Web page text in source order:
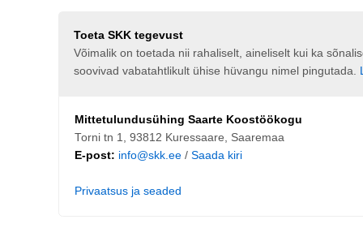
Toeta SKK tegevust
Võimalik on toetada nii rahaliselt, aineliselt kui ka
soovivad vabatahtlikult ühise hüvangu nimel pingutada.
Mittetulundusühing Saarte Koostöökogu
Torni tn 1, 93812 Kuressaare, Saaremaa
E-post: info@skk.ee/ Saada kiri
Privaatsus ja seaded